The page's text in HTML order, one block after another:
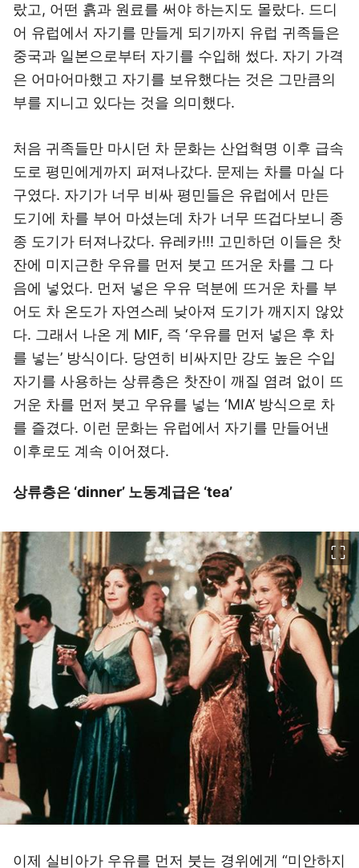
랐고, 어떤 흙과 원료를 써야 하는지도 몰랐다. 드디
어 유럽에서 자기를 만들게 되기까지 유럽 귀족들은
중국과 일본으로부터 자기를 수입해 썼다. 자기 가격
은 어마어마했고 자기를 보유했다는 것은 그만큼의
부를 지니고 있다는 것을 의미했다.
처음 귀족들만 마시던 차 문화는 산업혁명 이후 급속
도로 평민에게까지 퍼져나갔다. 문제는 차를 마실 다
구였다. 자기가 너무 비싸 평민들은 유럽에서 만든
도기에 차를 부어 마셨는데 차가 너무 뜨겁다보니 종
종 도기가 터져나갔다. 유레카!!! 고민하던 이들은 찻
잔에 미지근한 우유를 먼저 붓고 뜨거운 차를 그 다
음에 넣었다. 먼저 넣은 우유 덕분에 뜨거운 차를 부
어도 차 온도가 자연스레 낮아져 도기가 깨지지 않았
다. 그래서 나온 게 MIF, 즉 ‘우유를 먼저 넣은 후 차
를 넣는’ 방식이다. 당연히 비싸지만 강도 높은 수입
자기를 사용하는 상류층은 찻잔이 깨질 염려 없이 뜨
거운 차를 먼저 붓고 우유를 넣는 ‘MIA’ 방식으로 차
를 즐겼다. 이런 문화는 유럽에서 자기를 만들어낸
이후로도 계속 이어졌다.
상류층은 ‘dinner’ 노동계급은 ‘tea’
이제 실비아가 우유를 먼저 붓는 경위에게 “미안하지